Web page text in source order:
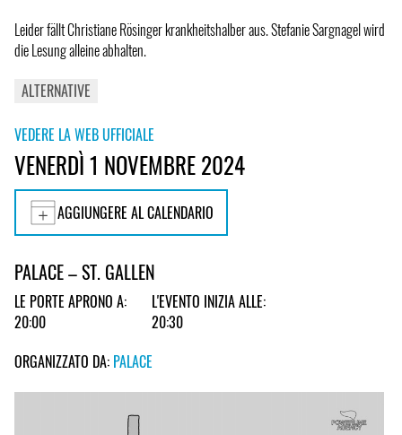
Leider fällt Christiane Rösinger krankheitshalber aus. Stefanie Sargnagel wird
die Lesung alleine abhalten.
ALTERNATIVE
VEDERE LA WEB UFFICIALE
VENERDÌ 1 NOVEMBRE 2024
AGGIUNGERE AL CALENDARIO
PALACE – ST. GALLEN
LE PORTE APRONO A:
20:00
L'EVENTO INIZIA ALLE:
20:30
ORGANIZZATO DA: PALACE